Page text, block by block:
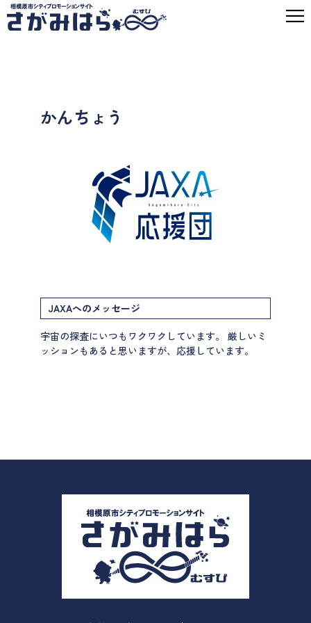
かんちょう
JAXAへのメッセージ
宇宙の探査にいつもワクワクしています。 厳しいミ
ッションもあると思いますが、応援しています。